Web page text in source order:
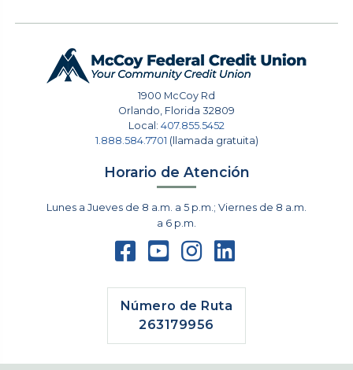
1900 McCoy Rd
Orlando Florida 32809
Local: 407.855.5452
1.888.584.7701 (llamada gratuita)
Horario de Atención
Lunes a Jueves de 8 a.m. a 5 p.m.; Viernes de 8 a.m.
a 6 p.m.
Número de Ruta
263179956